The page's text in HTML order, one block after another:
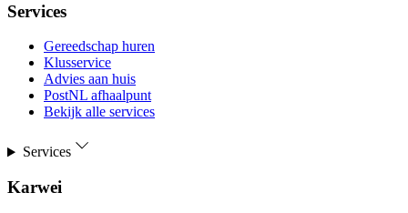
Services
Gereedschap huren
Klusservice
Advies aan huis
PostNL afhaalpunt
Bekijk alle services
Services
Karwei